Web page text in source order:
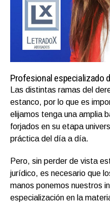
Profesional especializado
Las distintas ramas del
estanco, por lo que es
elijamos tenga una amplia
forjados en su etapa
práctica del día a día.
Pero, sin perder de vista
jurídico, es necesario que
manos ponemos nuestros
especialización en la